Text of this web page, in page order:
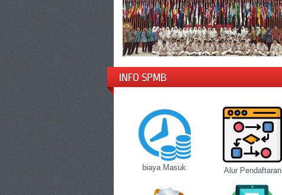
INFO SPMB
biaya Masuk Alur Pendaftaran